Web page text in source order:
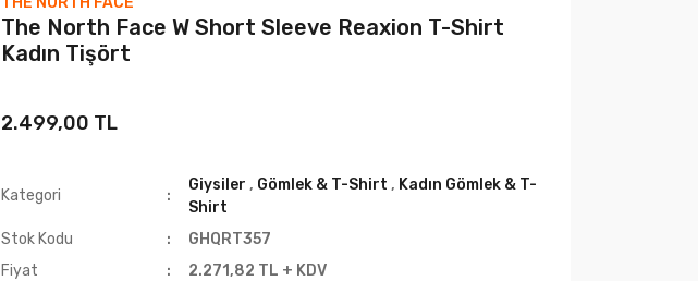
The North Face W Short Sleeve Reaxion T-Shirt
Kadın Tişört
2.499,00 TL
Kategori
Giysiler , Gömlek & T-Shirt , Kadın Gömlek & T-
Shirt
Stok Kodu
GHQRT357
Fiyat
2.271,82 TL + KDV